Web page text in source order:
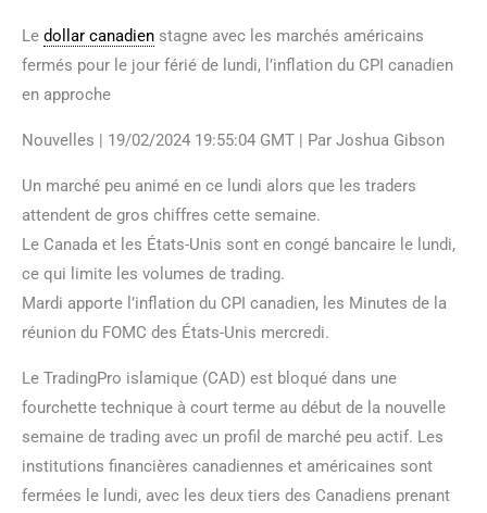
Le dollar canadien stagne avec les marchés américains
fermés pour le jour férié de lundi, l’inflation du CPI canadien
en approche
Nouvelles | 19/02/2024 19:55:04 GMT | Par Joshua Gibson
Un marché peu animé en ce lundi alors que les traders
attendent de gros chiffres cette semaine.
Le Canada et les États-Unis sont en congé bancaire le lundi,
ce qui limite les volumes de trading.
Mardi apporte l’inflation du CPI canadien, les Minutes de la
réunion du FOMC des États-Unis mercredi.
Le TradingPro islamique (CAD) est bloqué dans une
fourchette technique à court terme au début de la nouvelle
semaine de trading avec un profil de marché peu actif. Les
institutions financières canadiennes et américaines sont
fermées le lundi, avec les deux tiers des Canadiens prenant